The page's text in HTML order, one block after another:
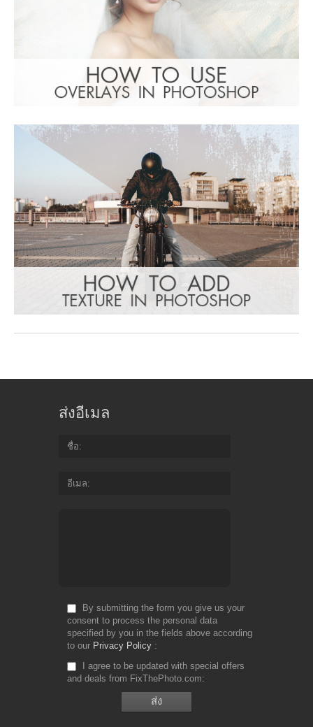
ส่งอีเมล
ชื่อ
อีเมล
By submitting the form you give us your
consent to process the personal data
specified by you in the fields above according
to our Privacy Policy
I agree to be updated with special offers
and deals from FixThePhoto.com